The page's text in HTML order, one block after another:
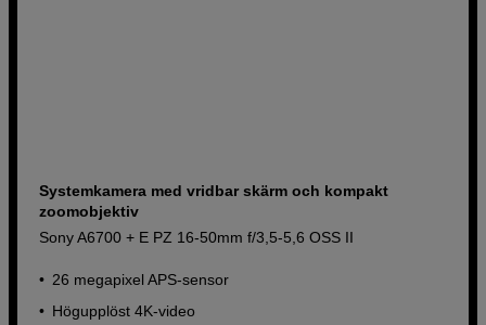
Systemkamera med vridbar skärm och kompakt
zoomobjektiv
Sony A6700 + E PZ 16-50mm f/3,5-5,6 OSS II
26 megapixel APS-sensor
Högupplöst 4K-video